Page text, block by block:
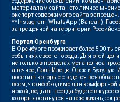
материалам сайта - это личное
экспорт содержимого сайта запрещен.
**Instagram, WhatsApp (Ватсап),
запрещенной на территории
Портал Оренбурга
В Оренбурге проживает более 500
событиях своего города. Для этой цели
не только в пределах мегаполиса
а точнее, Соль-Илецк, Орск и
посетить которые съедется вся
всем, что необходимо для
яркой, ведь вы всегда будете в курсе
которых останутся на всю жизнь,